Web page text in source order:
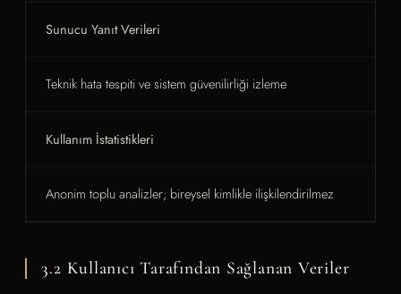
Sunucu Yanıt Verileri
Teknik hata tespiti ve sistem güvenilirliği izleme
Kullanım İstatistikleri
Anonim toplu analizler; bireysel kimlikle ilişkilendirilmez
3.2 Kullanıcı Tarafından Sağlanan Veriler